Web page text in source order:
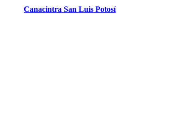
Canacintra San Luis Potosí